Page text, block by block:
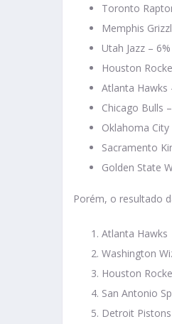
Toronto
Memphis
Utah Jazz – 6%
Houston
Atlanta Hawks
Chicago Bulls
Oklahoma
Sacramento
Golden State
Porém, o resultado
Atlanta Hawks
Washington
Houston
San Antonio
Detroit Pistons